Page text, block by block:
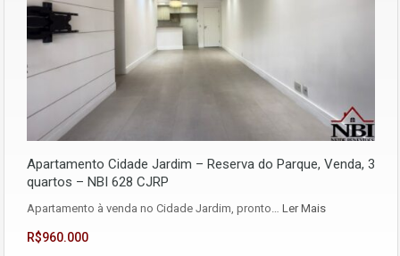
Apartamento Cidade Jardim – Reserva do Parque, Venda, 3
quartos – NBI 628 CJRP
Apartamento à venda no Cidade Jardim, pronto… Ler Mais
R$960.000